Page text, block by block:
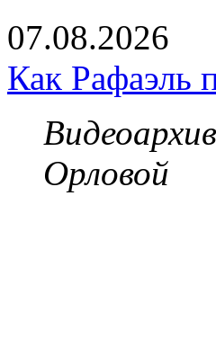
07.08.2026
Как Рафаэль
Орловой